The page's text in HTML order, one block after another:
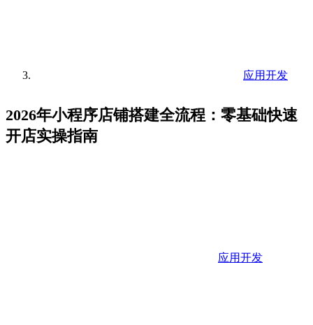
应用开发
2026年小程序店铺搭建全流程：零基础快速
开店实操指南
应用开发